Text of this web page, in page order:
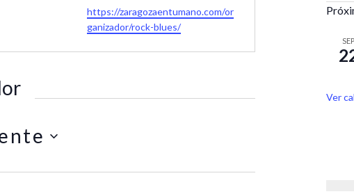
e
b
i
https://zaragozaentumano.com/or
ganizador/rock-blues/
SEP
Ver